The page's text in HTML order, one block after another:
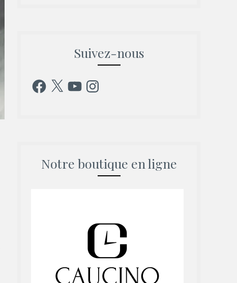
Suivez-nous
Facebook
X YouTubeInstagram
Notre boutique en ligne